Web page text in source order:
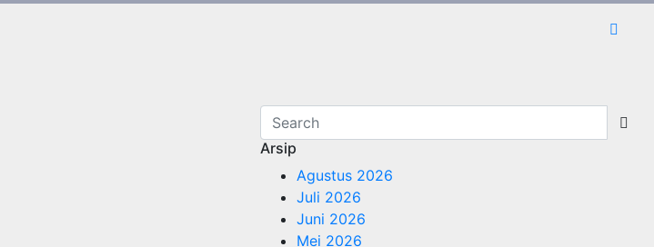
Arsip
Agustus 2026
Juli 2026
Juni 2026
Mei 2026